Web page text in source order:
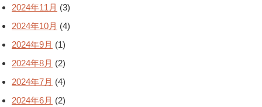
2024年11月 (3)
2024年10月 (4)
2024年9月 (1)
2024年8月 (2)
2024年7月 (4)
2024年6月 (2)